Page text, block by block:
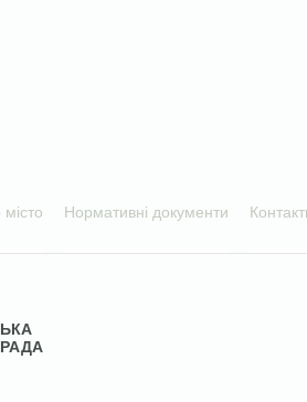
Нормативні документи